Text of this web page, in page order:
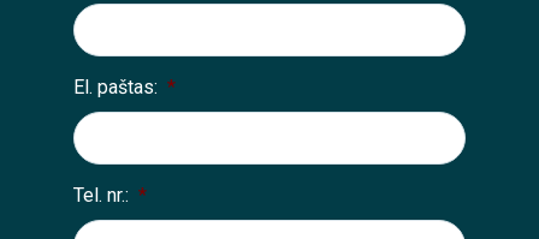
El. paštas: *
Tel. nr.: *